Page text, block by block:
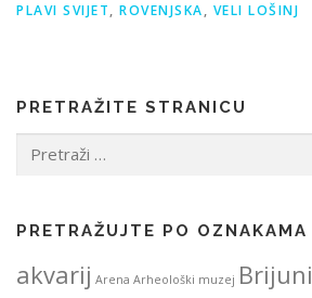
PLAVI SVIJET, ROVENJSKA, VELI LOŠINJ
PRETRAŽITE STRANICU
PRETRAŽUJTE PO OZNAKAMA
akvarij Arena Arheološki muzej Brijuni